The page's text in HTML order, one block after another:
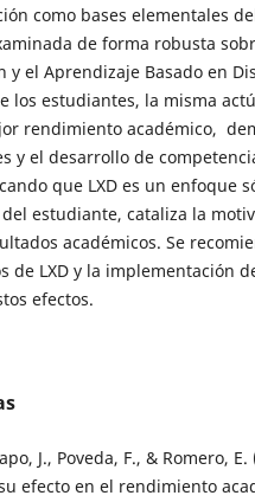
como bases elementales
de forma robusta
y el Aprendizaje Basado en
los estudiantes, la misma
rendimiento académico,
y el desarrollo de
que LXD es un enfoque
estudiante, cataliza la
académicos. Se
de LXD y la implementación
efectos.
J., Poveda, F., & Romero,
efecto en el rendimiento